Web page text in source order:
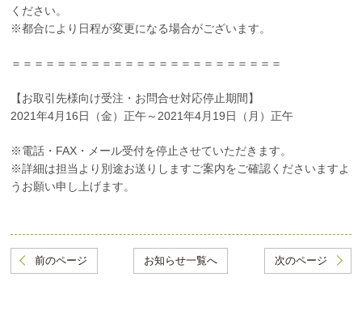
ください。
※都合により日程が変更になる場合がございます。
＝＝＝＝＝＝＝＝＝＝＝＝＝＝＝＝＝＝＝＝＝＝＝＝
【お取引先様向け受注・お問合せ対応停止期間】
2021年4月16日（金）正午～2021年4月19日（月）正午
※電話・FAX・メール受付を停止させていただきます。
※詳細は担当より別途お送りしますご案内をご確認くださいますよ
うお願い申し上げます。
次のページ
前のページ お知らせ一覧へ